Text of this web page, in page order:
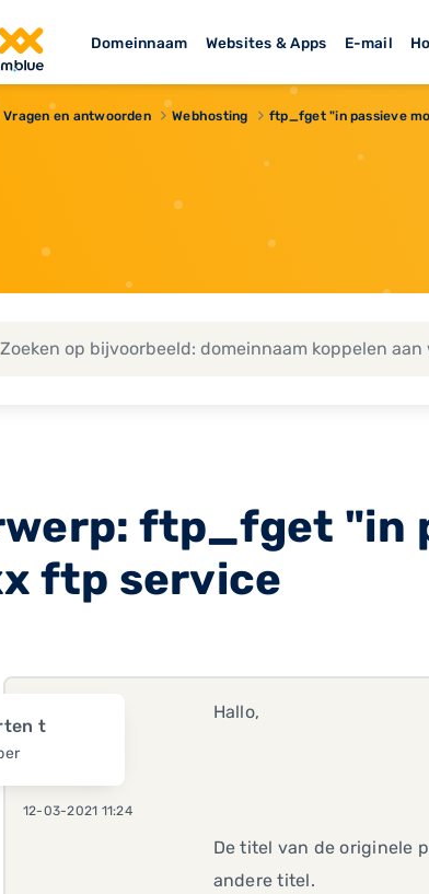
Domeinnaam Websites & Apps E-mail
Vragen en antwoorden Webhosting ftp_fget "in passieve
ftp_fget "in
ftp service
t
12-03-2021 11:24
Hallo,
De titel van de originele
andere titel.